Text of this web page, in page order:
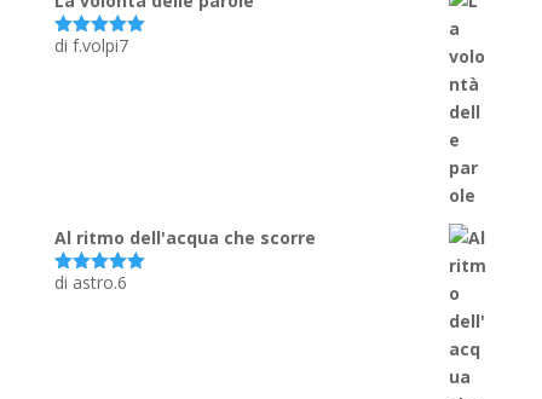
Valutato 5
di f.volpi7
Al ritmo dell'acqua che scorre
Valutato5
di astro.6